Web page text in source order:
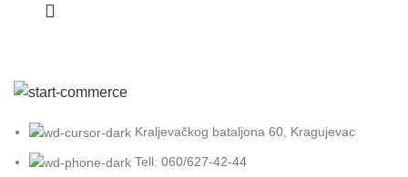
Kraljevačkog bataljona 60, Kragujevac
Tell: 060/627-42-44